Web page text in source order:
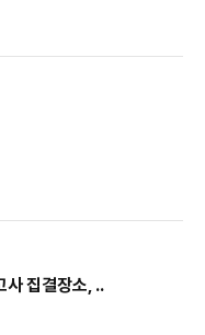
집결장소, ..